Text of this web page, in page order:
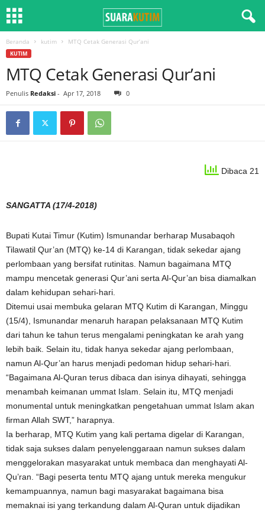
Beranda kutim MTQ Cetak Generasi Qur’ani
KUTIM
MTQ Cetak Generasi Qur’ani
Penulis Redaksi - Apr 17, 2018 0
Dibaca 21
SANGATTA (17/4-2018)
Bupati Kutai Timur (Kutim) Ismunandar berharap Musabaqoh
Tilawatil Qur’an (MTQ) ke-14 di Karangan, tidak sekedar ajang
perlombaan yang bersifat rutinitas. Namun bagaimana MTQ
mampu mencetak generasi Qur’ani serta Al-Qur’an bisa diamalkan
dalam kehidupan sehari-hari.
Ditemui usai membuka gelaran MTQ Kutim di Karangan, Minggu
(15/4), Ismunandar menaruh harapan pelaksanaan MTQ Kutim
dari tahun ke tahun terus mengalami peningkatan ke arah yang
lebih baik. Selain itu, tidak hanya sekedar ajang perlombaan,
namun Al-Qur’an harus menjadi pedoman hidup sehari-hari.
“Bagaimana Al-Quran terus dibaca dan isinya dihayati, sehingga
menambah keimanan ummat Islam. Selain itu, MTQ menjadi
monumental untuk meningkatkan pengetahuan ummat Islam akan
firman Allah SWT,” harapnya.
Ia berharap, MTQ Kutim yang kali pertama digelar di Karangan,
tidak saja sukses dalam penyelenggaraan namun sukses dalam
menggelorakan masyarakat untuk membaca dan menghayati Al-
Qu’ran. “Bagi peserta tentu MTQ ajang untuk mereka mengukur
kemampuannya, namun bagi masyarakat bagaimana bisa
memaknai isi yang terkandung dalam Al-Quran untuk dijadikan